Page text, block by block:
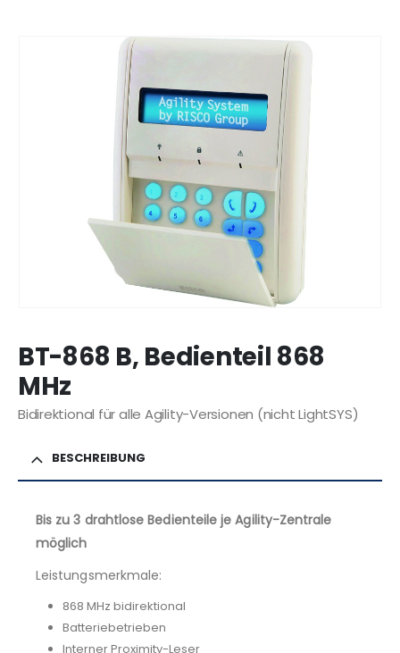
BT-868 B, Bedienteil 868
MHz
Bidirektional für alle Agility-Versionen (nicht LightSYS)
BESCHREIBUNG
Bis zu 3 drahtlose Bedienteile je Agility-Zentrale
möglich
Leistungsmerkmale:
868 MHz bidirektional
Batteriebetrieben
Interner Proximity-Leser